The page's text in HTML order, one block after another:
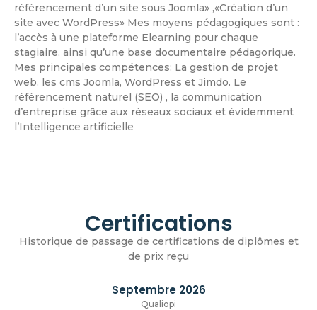
référencement d’un site sous Joomla» ,«Création d’un
site avec WordPress» Mes moyens pédagogiques sont :
l’accès à une plateforme Elearning pour chaque
stagiaire, ainsi qu’une base documentaire pédagorique.
Mes principales compétences: La gestion de projet
web. les cms Joomla, WordPress et Jimdo. Le
référencement naturel (SEO) , la communication
d’entreprise grâce aux réseaux sociaux et évidemment
l’Intelligence artificielle
Certifications
Historique de passage de certifications de diplômes et
de prix reçu
Septembre 2026
Qualiopi